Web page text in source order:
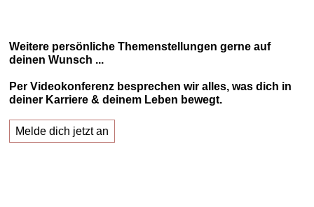
Weitere persönliche Themenstellungen gerne auf
deinen Wunsch ...
Per Videokonferenz besprechen wir alles, was dich in
deiner Karriere & deinem Leben bewegt.
Melde dich jetzt an